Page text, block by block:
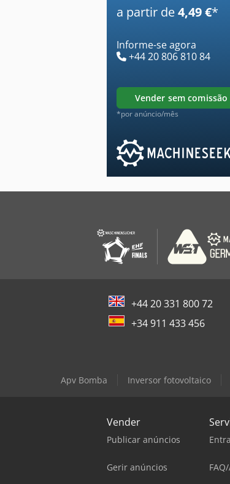
a partir de4,49 €*
Informe-se agora
+44 20 806 810 84
vender sem comissão
*por anúncio/mês
+44 20 331 800 72
+34 911 433 456
Apv Bomba Inversor fotovoltaico
Vender
Publicar anúncios
Gerir anúncios